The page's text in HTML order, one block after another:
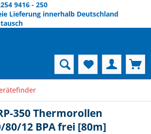
9416 - 250
Lieferung innerhalb Deutschland
350 Thermorollen
12 BPA frei [80m]